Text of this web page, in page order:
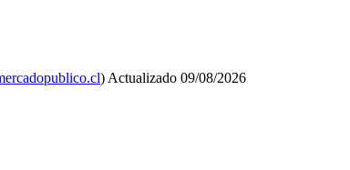
) Actualizado 09/08/2026